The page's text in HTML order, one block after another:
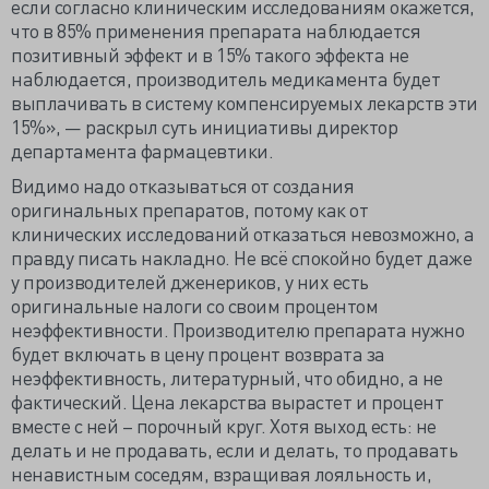
если согласно клиническим исследованиям окажется,
что в 85% применения препарата наблюдается
позитивный эффект и в 15% такого эффекта не
наблюдается, производитель медикамента будет
выплачивать в систему компенсируемых лекарств эти
15%», — раскрыл суть инициативы директор
департамента фармацевтики.
Видимо надо отказываться от создания
оригинальных препаратов, потому как от
клинических исследований отказаться невозможно, а
правду писать накладно. Не всё спокойно будет даже
у производителей дженериков, у них есть
оригинальные налоги со своим процентом
неэффективности. Производителю препарата нужно
будет включать в цену процент возврата за
неэффективность, литературный, что обидно, а не
фактический. Цена лекарства вырастет и процент
вместе с ней – порочный круг. Хотя выход есть: не
делать и не продавать, если и делать, то продавать
ненавистным соседям, взращивая лояльность и,